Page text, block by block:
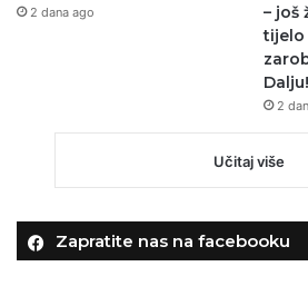
2 dana ago
– još
tijelo
Dalju!
2
Učitaj više
Zapratite nas na facebooku